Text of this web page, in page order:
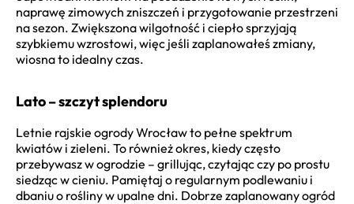
naprawę zimowych zniszczeń i przygotowanie przestrzeni
na sezon. Zwiększona wilgotność i ciepło sprzyjają
szybkiemu wzrostowi, więc jeśli zaplanowałeś zmiany,
wiosna to idealny czas.
Lato – szczyt splendoru
Letnie rajskie ogrody Wrocław to pełne spektrum
kwiatów i zieleni. To również okres, kiedy często
przebywasz w ogrodzie – grillując, czytając czy po prostu
siedząc w cieniu. Pamiętaj o regularnym podlewaniu i
dbaniu o rośliny w upalne dni. Dobrze zaplanowany ogród